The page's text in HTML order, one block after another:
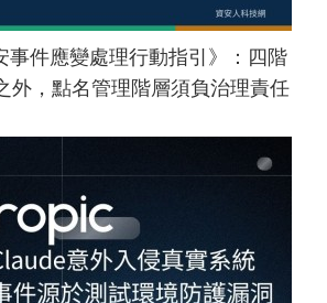
事件應變處理行動指引》：四階
外，點名管理階層須負治理責任